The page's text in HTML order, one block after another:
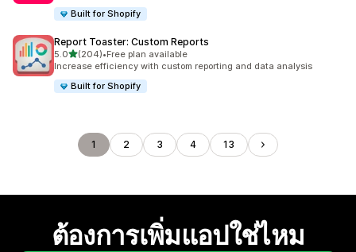
Built for Shopify
Report Toaster: Custom Reports
5.0เต็ม 5 ดาว
(204)
ทั้งหมด 204 รีวิว
•Free plan available
Increase efficiency with custom reporting and data analysis
Built for Shopify
1 2 3 4 13
ต้องการเพิ่มแอปใช่ไหม